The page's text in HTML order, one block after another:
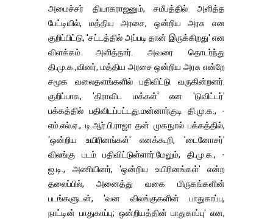
அமைச்சர் தியாகராஜனும், சமீபத்தில் அளித்த
பேட்டியில், மத்திய அரசை, ஒன்றிய அரசு என
குறிப்பிட்டு, 'சட்டத்தில் அப்படி தான் இருக்கிறது' என
விளக்கம் அளித்தார். அவரை தொடர்ந்து
தி.மு.க.,வினர், மத்திய அரசை ஒன்றிய அரசு என்றே
சமூக வலைதளங்களில் பதிவிட்டு வருகின்றனர்.
குறிப்பாக, 'திராவிட மக்கள்' என 'டுவிட்டர்'
பக்கத்தில் பதிவிடப்பட்டது.மன்னார்குடி தி.மு.க., -
எம்.எல்.ஏ., டி.ஆர்.பி.ராஜா தன் முகநுால் பக்கத்தில்,
'ஒன்றிய உயிரினங்கள்' எனக்கூறி, 'டைனோசர்'
விலங்கு படம் பதிவிட்டுள்ளார்.மேலும், தி.மு.க., -
ஐ.டி., அணியினர், 'ஒன்றிய உயிரினங்கள்' என்ற
தலைப்பில், அனைத்து வகை மிருகங்களின்
படங்களுடன், 'வன விலங்குகளின் பாதுகாப்பு,
நாட்டின் பாதுகாப்பு; ஒன்றியத்தின் பாதுகாப்பு' என,